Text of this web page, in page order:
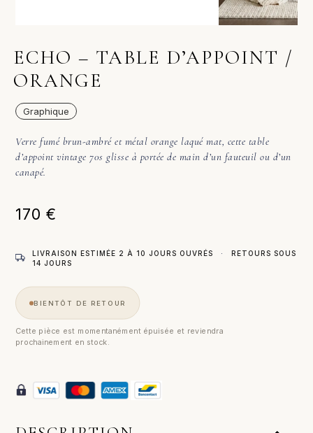
ECHO – TABLE D’APPOINT /
ORANGE
Graphique
Verre fumé brun-ambré et métal orange laqué mat, cette table
d’appoint vintage 70s glisse à portée de main d’un fauteuil ou d’un
canapé.
170€
LIVRAISON ESTIMÉE 2 À 10 JOURS OUVRÉS ·
RETOURS SOUS
14 JOURS
BIENTÔT DE RETOUR
Cette pièce est momentanément épuisée et reviendra
prochainement en stock.